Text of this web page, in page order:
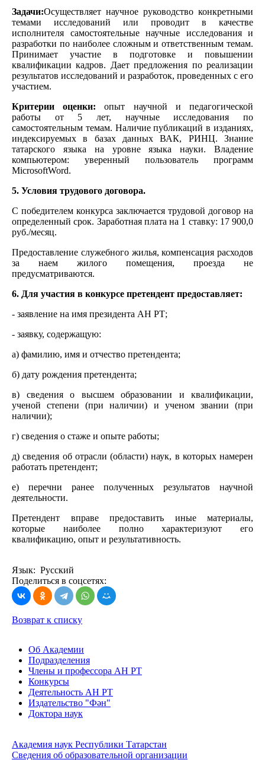
Задачи:Осуществляет научное руководство конкретными
темами исследований или проводит в качестве
исполнителя самостоятельные научные исследования и
разработки по наиболее сложным и ответственным темам.
Принимает участие в подготовке и повышении
квалификации кадров. Дает предложения по реализации
результатов исследований и разработок, проведенных с его
участием.
Критерии оценки: опыт научной и педагогической
работы от 5 лет, научные исследования по
самостоятельным темам. Наличие публикаций в изданиях,
индексируемых в базах данных ВАК, РИНЦ. Знание
татарского языка на уровне языка науки. Владение
компьютером: уверенный пользователь программ
MicrosoftWord.
5. Условия трудового договора.
С победителем конкурса заключается трудовой договор на
определенный срок. Заработная плата на 1 ставку: 17 900,0
руб./месяц.
Предоставление служебного жилья, компенсация расходов
за наем жилого помещения, проезда не
предусматриваются.
6. Для участия в конкурсе претендент предоставляет:
- заявление на имя президента АН РТ;
- заявку, содержащую:
а) фамилию, имя и отчество претендента;
б) дату рождения претендента;
в) сведения о высшем образовании и квалификации,
ученой степени (при наличии) и ученом звании (при
наличии);
г) сведения о стаже и опыте работы;
д) сведения об отрасли (области) наук, в которых намерен
работать претендент;
е) перечни ранее полученных результатов научной
деятельности.
Претендент вправе предоставить иные материалы,
которые наиболее полно характеризуют его
квалификацию, опыт и результативность.
Язык: Русский
Поделиться в соцсетях:
Возврат к списку
Об Академии
Подразделения
Члены и профессора АН РТ
Конкурсы
Деятельность АН РТ
Издательство "Фән"
Доктора наук
Академия наук Республики Татарстан
Сведения об образовательной организации